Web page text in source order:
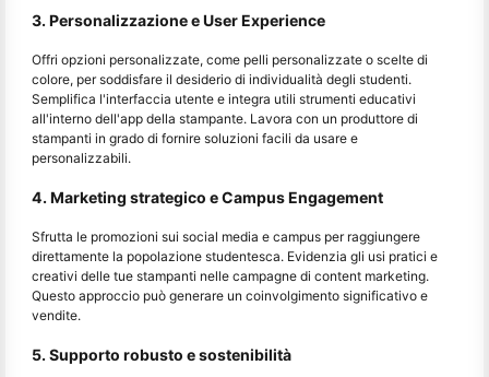
3. Personalizzazione e User Experience
Offri opzioni personalizzate, come pelli personalizzate o scelte di
colore, per soddisfare il desiderio di individualità degli studenti.
Semplifica l'interfaccia utente e integra utili strumenti educativi
all'interno dell'app della stampante. Lavora con un produttore di
stampanti in grado di fornire soluzioni facili da usare e
personalizzabili.
4. Marketing strategico e Campus Engagement
Sfrutta le promozioni sui social media e campus per raggiungere
direttamente la popolazione studentesca. Evidenzia gli usi pratici e
creativi delle tue stampanti nelle campagne di content marketing.
Questo approccio può generare un coinvolgimento significativo e
vendite.
5. Supporto robusto e sostenibilità